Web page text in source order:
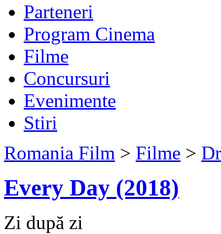
Parteneri
Program Cinema
Filme
Concursuri
Evenimente
Stiri
Romania Film > Filme >
Every Day (2018)
Zi după zi